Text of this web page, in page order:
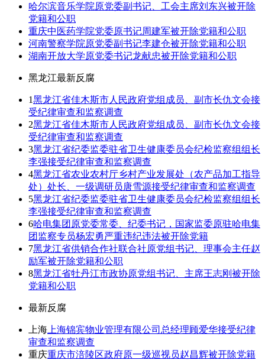
哈尔滨音乐学院原党委副书记、工会主席刘东兴被开除
党籍和公职
重庆中医药学院党委原书记周建军被开除党籍和公职
河南警察学院原党委副书记李建仓被开除党籍和公职
湖南开放大学原党委书记龙献忠被开除党籍和公职
黑龙江最新反腐
1黑龙江省佳木斯市人民政府党组成员、副市长仇文会接
受纪律审查和监察调查
2黑龙江省佳木斯市人民政府党组成员、副市长仇文会接
受纪律审查和监察调查
3黑龙江省纪委监委驻省卫生健康委员会纪检监察组组长
李强接受纪律审查和监察调查
4黑龙江省农业农村厅乡村产业发展处（农产品加工指导
处）处长、一级调研员唐雪源接受纪律审查和监察调查
5黑龙江省纪委监委驻省卫生健康委员会纪检监察组组长
李强接受纪律审查和监察调查
6哈电集团原党委常委、纪委书记，国家监委原驻哈电集
团监察专员杨宏勇严重违纪违法被开除党籍
7黑龙江省供销合作社联合社原党组书记、理事会主任赵
励军被开除党籍和公职
8黑龙江省牡丹江市政协原党组书记、主席王志刚被开除
党籍和公职
最新反腐
上海 上海锦宾物业管理有限公司总经理顾爱华接受纪律
审查和监察调查
重庆重庆市涪陵区政府原一级巡视员赵昌辉被开除党籍